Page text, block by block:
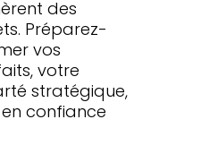
des
Préparez-
vos
votre
stratégique,
confiance